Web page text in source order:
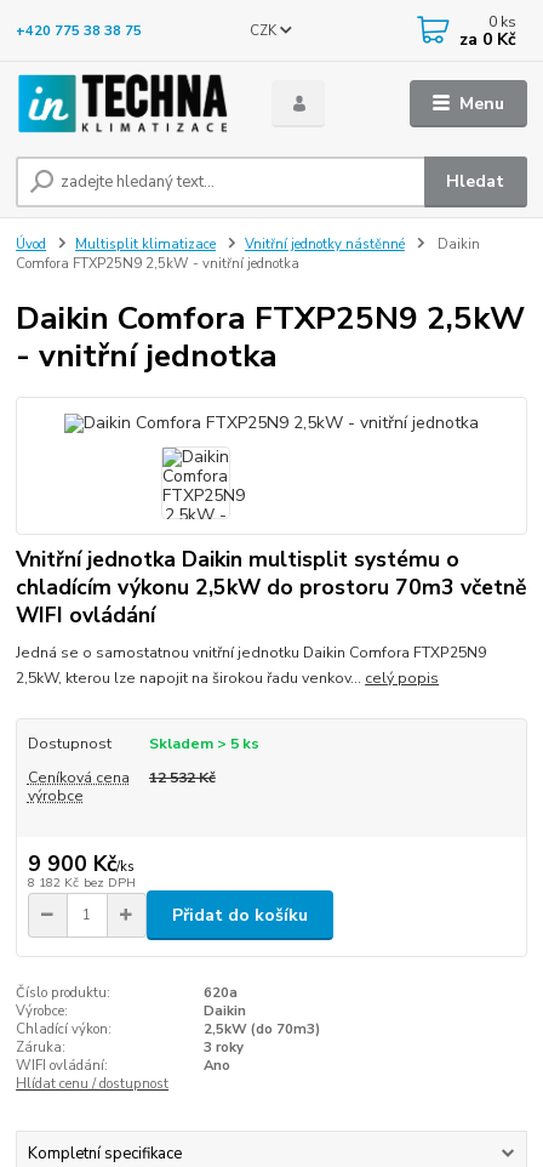
Menu
CZK
Hledat
+420 775 38 38 75 0 ks
za 0 Kč
Úvod Multisplit klimatizace Vnitřní jednotky nástěnné
Daikin
Comfora FTXP25N9 2,5kW - vnitřní jednotka
Daikin Comfora FTXP25N9 2,5kW
- vnitřní jednotka
Vnitřní jednotka Daikin multisplit systému o
chladícím výkonu 2,5kW do prostoru 70m3 včetně
WIFI ovládání
Jedná se o samostatnou vnitřní jednotku Daikin Comfora FTXP25N9
2,5kW, kterou lze napojit na širokou řadu venkov... celý popis
Dostupnost
Skladem > 5 ks
Ceníková cena
výrobce
12 532 Kč
9 900 Kč/ks
8 182 Kč bez DPH
Přidat do košíku
Číslo produktu:
620a
Výrobce:
Daikin
Chladící výkon:
2,5kW (do 70m3)
Záruka:
3 roky
WIFI ovládání:
Ano
Hlídat cenu / dostupnost
Kompletní specifikace